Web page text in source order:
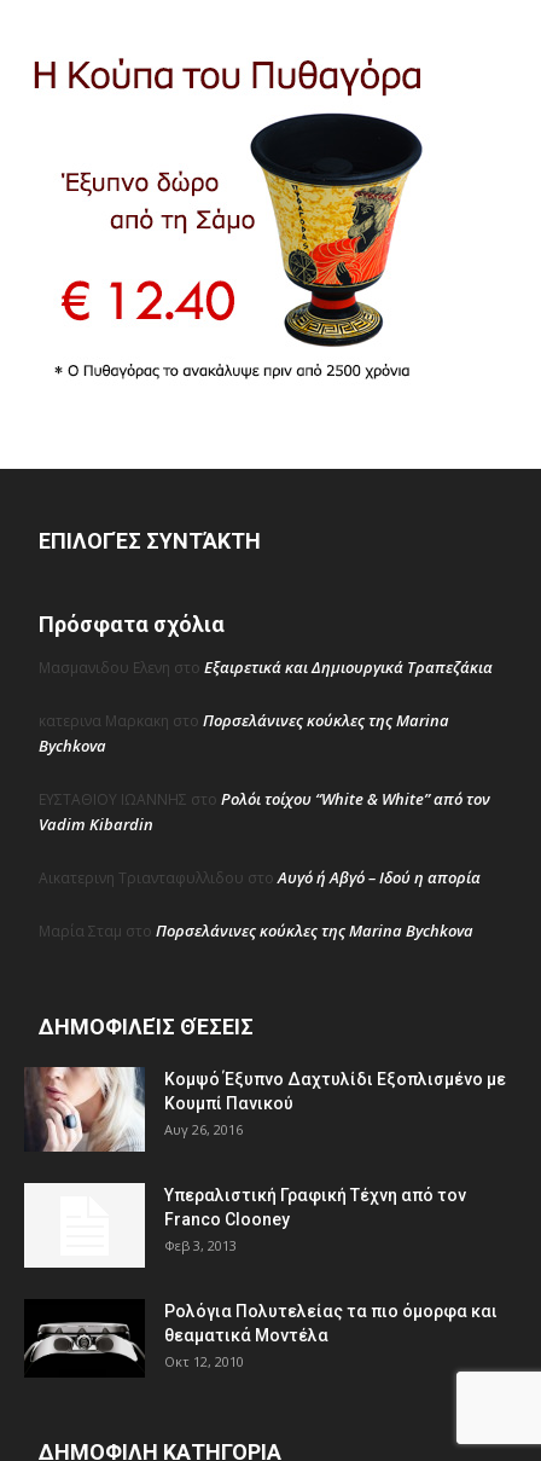
ΕΠΙΛΟΓΈΣ ΣΥΝΤΆΚΤΗ
Πρόσφατα σχόλια
Μασμανιδου Ελενη στο Εξαιρετικά και Δημιουργικά Τραπεζάκια
κατερινα Μαρκακη στο Πορσελάνινες κούκλες της Marina
Bychkova
ΕΥΣΤΑΘΙΟΥ ΙΩΑΝΝΗΣ στο Ρολόι τοίχου “White & White” από τον
Vadim Kibardin
Αικατερινη Τριανταφυλλιδου στοΑυγό ή Αβγό – Ιδού η απορία
Μαρία Σταμ στο Πορσελάνινες κούκλες της Marina Bychkova
ΔΗΜΟΦΙΛΕΊΣ ΘΈΣΕΙΣ
Κομψό Έξυπνο Δαχτυλίδι Εξοπλισμένο με
Κουμπί Πανικού
Αυγ 26, 2016
Υπεραλιστική Γραφική Τέχνη από τον
Franco Clooney
Φεβ 3, 2013
Ρολόγια Πολυτελείας τα πιο όμορφα και
θεαματικά Μοντέλα
Οκτ 12, 2010
ΔΗΜΟΦΙΛΗ ΚΑΤΗΓΟΡΙΑ